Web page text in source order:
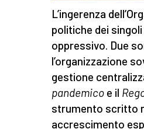
L’ingerenza
politiche dei
oppressivo. Due
l’organizzazione
gestione
pandemico e il
strumento scritto
accrescimento